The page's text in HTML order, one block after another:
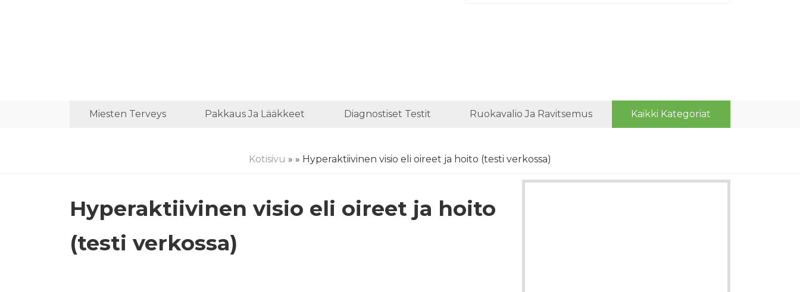
Miesten Terveys Pakkaus Ja Lääkkeet Diagnostiset Testit Ruokavalio Ja Ravitsemus Kaikki Kategoriat
Kotisivu » » Hyperaktiivinen visio eli oireet ja hoito (testi verkossa)
Hyperaktiivinen visio eli oireet ja hoito
(testi verkossa)